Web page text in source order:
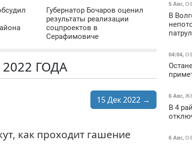
Губернатор Бочаров оценил
результаты реализации
соцпроектов в
Серафимовиче
ГОДА
15 Дек 2022 →
как проходит гашение
5 Авг,
В
04:04,
6 Авг,
В 4
6 Авг,